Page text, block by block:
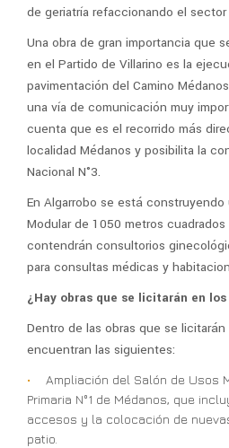
de geriatría refaccionando el
Una obra de gran importancia que
en el Partido de Villarino es la
pavimentación del Camino
una vía de comunicación muy
cuenta que es el recorrido más
localidad Médanos y posibilita la
Nacional N°3.
En Algarrobo se está construyendo
Modular de 1050 metros
contendrán consultorios
para consultas médicas y
¿Hay obras que se licitarán en
Dentro de las obras que se
encuentran las siguientes:
Ampliación del Salón de Usos
Primaria N°1 de Médanos, que
accesos y la colocación de
patio.